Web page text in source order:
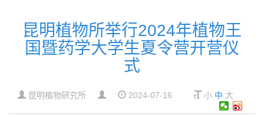
昆明植物所举行2024年植物王
国暨药学大学生夏令营开营仪
式
昆明植物研究所 2024-07-16 小 中 大